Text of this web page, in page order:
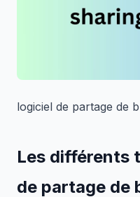
logiciel de partage de
Les différents
de partage de